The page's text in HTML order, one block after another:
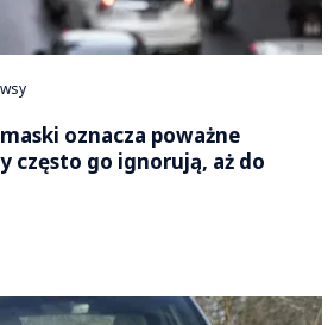
oznacza poważne
często go ignorują, aż do